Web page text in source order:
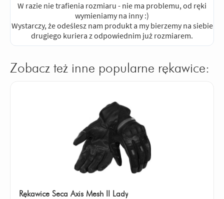
W razie nie trafienia rozmiaru - nie ma problemu, od ręki
wymieniamy na inny :)
Wystarczy, że odeślesz nam produkt a my bierzemy na siebie
drugiego kuriera z odpowiednim już rozmiarem.
Zobacz też inne popularne rękawice:
Rękawice Seca Axis Mesh II Lady